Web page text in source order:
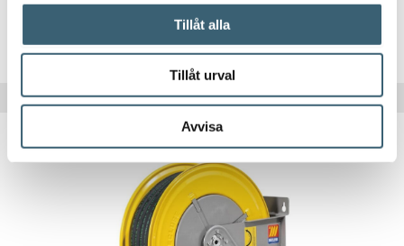
Tillåt alla
Tillåt urval
Avvisa
Köp nu!